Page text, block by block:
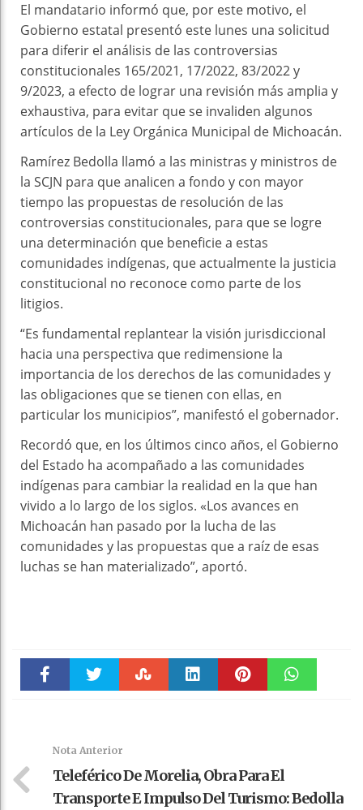
El mandatario informó que, por este motivo, el
Gobierno estatal presentó este lunes una solicitud
para diferir el análisis de las controversias
constitucionales 165/2021, 17/2022, 83/2022 y
9/2023, a efecto de lograr una revisión más amplia y
exhaustiva, para evitar que se invaliden algunos
artículos de la Ley Orgánica Municipal de Michoacán.
Ramírez Bedolla llamó a las ministras y ministros de
la SCJN para que analicen a fondo y con mayor
tiempo las propuestas de resolución de las
controversias constitucionales, para que se logre
una determinación que beneficie a estas
comunidades indígenas, que actualmente la justicia
constitucional no reconoce como parte de los
litigios.
“Es fundamental replantear la visión jurisdiccional
hacia una perspectiva que redimensione la
importancia de los derechos de las comunidades y
las obligaciones que se tienen con ellas, en
particular los municipios”, manifestó el gobernador.
Recordó que, en los últimos cinco años, el Gobierno
del Estado ha acompañado a las comunidades
indígenas para cambiar la realidad en la que han
vivido a lo largo de los siglos. «Los avances en
Michoacán han pasado por la lucha de las
comunidades y las propuestas que a raíz de esas
luchas se han materializado”, aportó.
Nota Anterior
Teleférico De Morelia, Obra Para El
Transporte E Impulso Del Turismo: Bedolla